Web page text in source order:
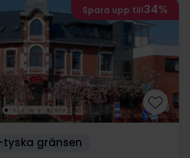
Spara upp till34%
gränsen